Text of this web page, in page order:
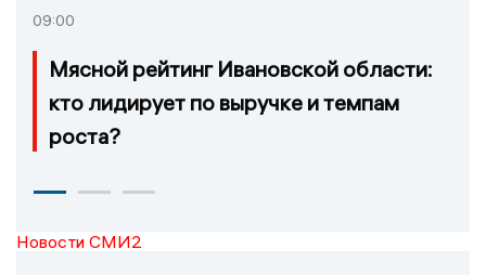
09:00
Мясной рейтинг Ивановской области:
кто лидирует по выручке и темпам
роста?
Новости СМИ2